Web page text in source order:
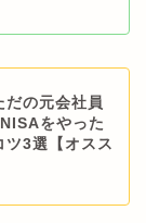
だの元会社員
をやった
ツ3選【オスス